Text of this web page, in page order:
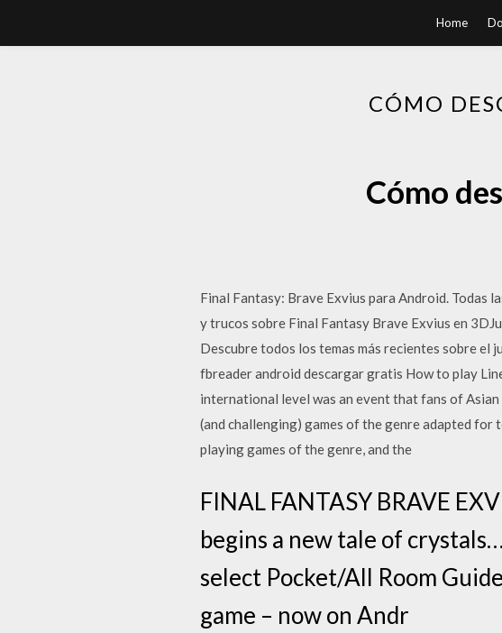
Home
CÓMO
Cómo
Final Fantasy: Brave Exvius para Android. Todas
y trucos sobre Final Fantasy Brave Exvius en
Descubre todos los temas más recientes sobre
fbreader android descargar gratis How to play
international level was an event that fans of
(and challenging) games of the genre adapted for
playing games of the genre, and the
FINAL FANTASY BRAVE
begins a new tale of
select Pocket/All Room
game – now on Andr